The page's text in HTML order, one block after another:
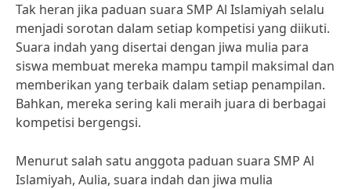
Tak heran jika paduan suara SMP Al Islamiyah selalu
menjadi sorotan dalam setiap kompetisi yang diikuti.
Suara indah yang disertai dengan jiwa mulia para
siswa membuat mereka mampu tampil maksimal dan
memberikan yang terbaik dalam setiap penampilan.
Bahkan, mereka sering kali meraih juara di berbagai
kompetisi bergengsi.
Menurut salah satu anggota paduan suara SMP Al
Islamiyah, Aulia, suara indah dan jiwa mulia